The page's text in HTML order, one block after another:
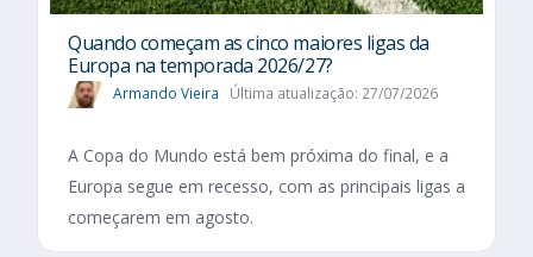
Quando começam as cinco maiores ligas da
Europa na temporada 2026/27?
Armando Vieira Última atualização: 27/07/2026
A Copa do Mundo está bem próxima do final, e a
Europa segue em recesso, com as principais ligas a
começarem em agosto.